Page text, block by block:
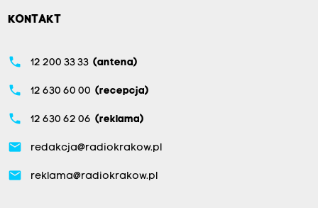
KONTAKT
phone 12 200 33 33 (antena)
phone 12 630 60 00 (recepcja)
phone 12 630 62 06 (reklama)
email redakcja@radiokrakow.pl
email reklama@radiokrakow.pl